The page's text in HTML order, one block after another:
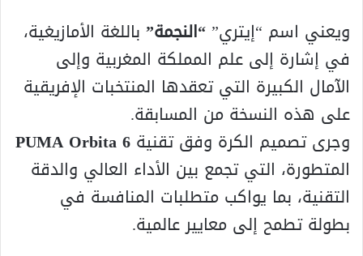
ويعني اسم “إيتري”“النجمة” باللغة الأمازيغية،
في إشارة إلى علم المملكة المغربية وإلى
الآمال الكبيرة التي تعقدها المنتخبات الإفريقية
على هذه النسخة من المسابقة.
وجرى تصميم الكرة وفق تقنية PUMA Orbita 6
المتطورة، التي تجمع بين الأداء العالي والدقة
التقنية، بما يواكب متطلبات المنافسة في
بطولة تطمح إلى معايير عالمية.